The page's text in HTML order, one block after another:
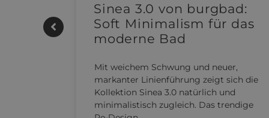
Sinea 3.0 von burgbad:
Soft Minimalism für das
moderne Bad
Mit weichem Schwung und neuer,
markanter Linienführung zeigt sich die
Kollektion Sinea 3.0 natürlich und
minimalistisch zugleich. Das trendige